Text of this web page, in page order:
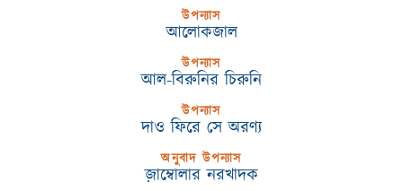
উপন্যাস
আলোকজাল
উপন্যাস
আল-বিরুনির চিরুনি
উপন্যাস
দাও ফিরে সে অরণ্য
অনুবাদ উপন্যাস
জ়াম্বোলার নরখাদক